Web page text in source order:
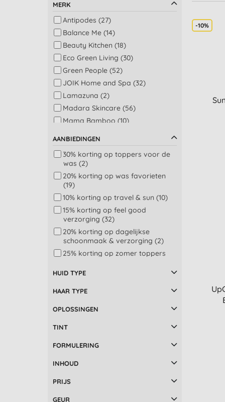
-10%
Gezicht reiniging (20)
Serums voor gezicht (20)
Zonnebrandcrème (18)
Bad (17)
Badkamer (17)
Badkamer en toilet (17)
Biologisch afbreekbare zakken
(16)
Douche (16)
Bewaren van voeding (13)
Hand en lichaamszeep (13)
Schoonmaakdoeken en dweilen
(13)
Bad en douche (12)
Bodylotion (12)
Haarmasker en
haarbehandeling (12)
Oogcrème (12)
Nachtcrème (11)
Was – kleur (11)
Vloeibaar wasmiddel (9)
Folies en bakken (7)
Gezichtcrème met SPF (7)
MERK
Antipodes (27)
Balance Me (14)
Beauty Kitchen (18)
Eco Green Living (30)
Green People (52)
JOIK Home and Spa (32)
Lamazuna (2)
Madara Skincare (56)
Mama Bamboo (10)
Seep (22)
Suntribe (11)
Surya Brasil (25)
The Cheeky Panda (6)
The Lekker Company (26)
UpCircle (56)
AANBIEDINGEN
30% korting op toppers voor de
was (2)
20% korting op was favorieten
(19)
10% korting op travel & sun (10)
15% korting op feel good
verzorging (32)
20% korting op dagelijkse
schoonmaak & verzorging (2)
25% korting op zomer toppers
20% Korting - Uitverkoop (3)
50% Korting - Uitverkoop (1)
HUID TYPE
HAAR TYPE
OPLOSSINGEN
TINT
FORMULERING
INHOUD
PRIJS
GEUR